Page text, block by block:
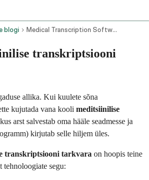
blogi Medical Transcription Software
transkriptsiooni
allika. Kui kuulete sõna
kujutada vana kooli meditsiinilise
arst salvestab oma hääle seadmesse ja
kirjutab selle hiljem üles.
transkriptsiooni tarkvara on hoopis teine
tehnoloogiate segu: